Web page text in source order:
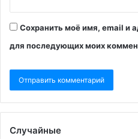
Сохранить моё имя, email и
для последующих моих
Случайные